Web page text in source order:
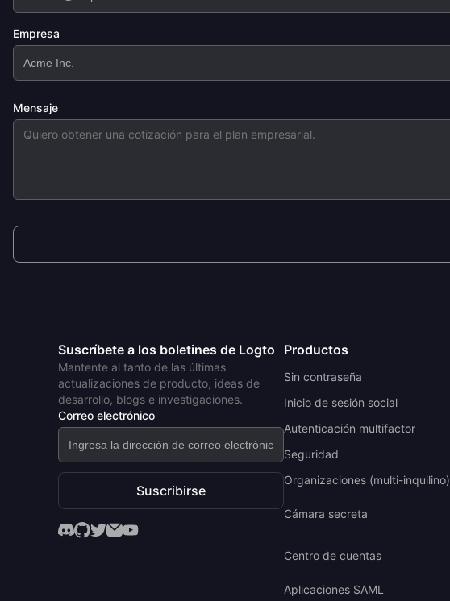
Empresa
Mensaje
Suscríbete a los boletines de Logto
Mantente al tanto de las últimas
actualizaciones de producto, ideas de
desarrollo, blogs e investigaciones.
Correo electrónico
Suscribirse
Productos
Sin contraseña
Inicio de sesión social
Autenticación multifactor
Seguridad
Organizaciones (multi-inquilino)
Cámara secreta
Centro de cuentas
Aplicaciones SAML